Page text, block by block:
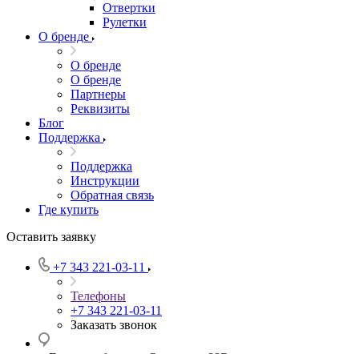
Отвертки
Рулетки
О бренде
О бренде
О бренде
Партнеры
Реквизиты
Блог
Поддержка
Поддержка
Инструкции
Обратная связь
Где купить
Оставить заявку
+7 343 221-03-11
Телефоны
+7 343 221-03-11
Заказать звонок